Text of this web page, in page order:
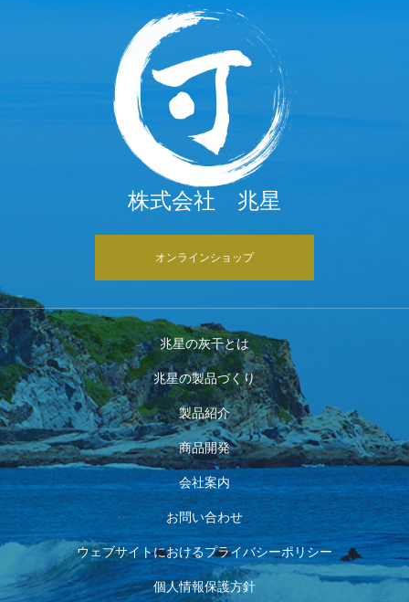
株式会社 兆星
オンラインショップ
兆星の灰干とは
兆星の製品づくり
製品紹介
商品開発
会社案内
お問い合わせ
ウェブサイトにおけるプライバシーポリシー
個人情報保護方針